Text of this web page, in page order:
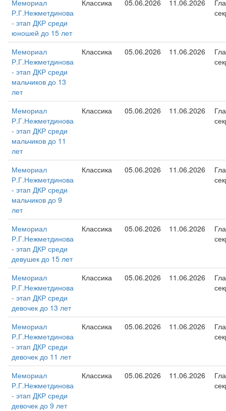
Мемориал
Р.Г.Нежметдинова
- этап ДКР среди
юношей до 15 лет
Классика 05.06.2026 11.06.2026
Мемориал
Р.Г.Нежметдинова
- этап ДКР среди
мальчиков до 13
лет
Классика 05.06.2026 11.06.2026
Мемориал
Р.Г.Нежметдинова
- этап ДКР среди
мальчиков до 11
лет
Классика 05.06.2026 11.06.2026
Мемориал
Р.Г.Нежметдинова
- этап ДКР среди
мальчиков до 9
лет
Классика 05.06.2026 11.06.2026
Мемориал
Р.Г.Нежметдинова
- этап ДКР среди
девушек до 15 лет
Классика 05.06.2026 11.06.2026
Мемориал
Р.Г.Нежметдинова
- этап ДКР среди
девочек до 13 лет
Классика 05.06.2026 11.06.2026
Мемориал
Р.Г.Нежметдинова
- этап ДКР среди
девочек до 11 лет
Классика 05.06.2026 11.06.2026
Мемориал
Р.Г.Нежметдинова
- этап ДКР среди
девочек до 9 лет
Классика 05.06.2026 11.06.2026